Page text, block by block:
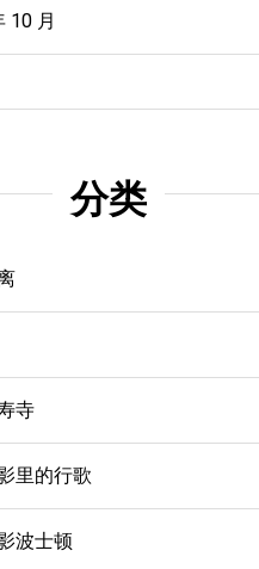
10 月
分类
寺
里的行歌
波士顿